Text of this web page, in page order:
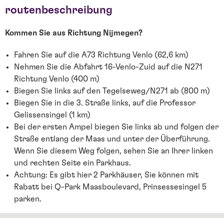
routenbeschreibung
Kommen Sie aus Richtung Nijmegen?
Fahren Sie auf die A73 Richtung Venlo (62,6 km)
Nehmen Sie die Abfahrt 16-Venlo-Zuid auf die N271
Richtung Venlo (400 m)
Biegen Sie links auf den Tegelseweg/N271 ab (800 m)
Biegen Sie in die 3. Straße links, auf die Professor
Gelissensingel (1 km)
Bei der ersten Ampel biegen Sie links ab und folgen der
Straße entlang der Maas und unter der Überführung.
Wenn Sie diesem Weg folgen, sehen Sie an Ihrer linken
und rechten Seite ein Parkhaus.
Achtung: Es gibt hier 2 Parkhäuser, Sie können mit
Rabatt bei Q-Park Maasboulevard, Prinsessesingel 5
parken.